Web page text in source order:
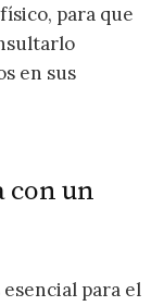
para que
en sus
con un
para el